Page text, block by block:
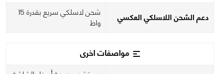
دعم الشحن اللاسلكي العكسي
شحن لاسلكي سريع بقدرة 15
واط
مواصفات اخرى